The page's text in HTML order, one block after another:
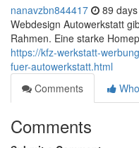
nanavzbn844417 89
Webdesign Autowerkstatt
Rahmen. Eine starke
https://kfz-werkstatt-
fuer-autowerkstatt.html
Comments
Comments